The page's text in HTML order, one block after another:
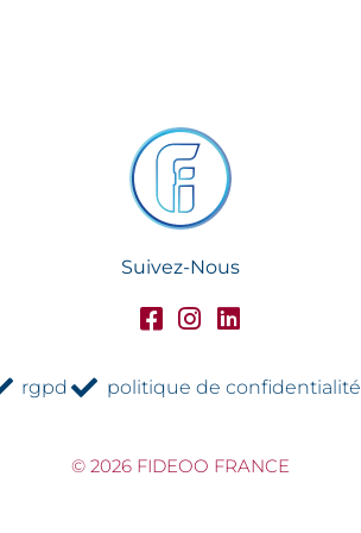
Suivez-Nous
rgpd politique de confidentialité
© 2026 FIDEOO FRANCE